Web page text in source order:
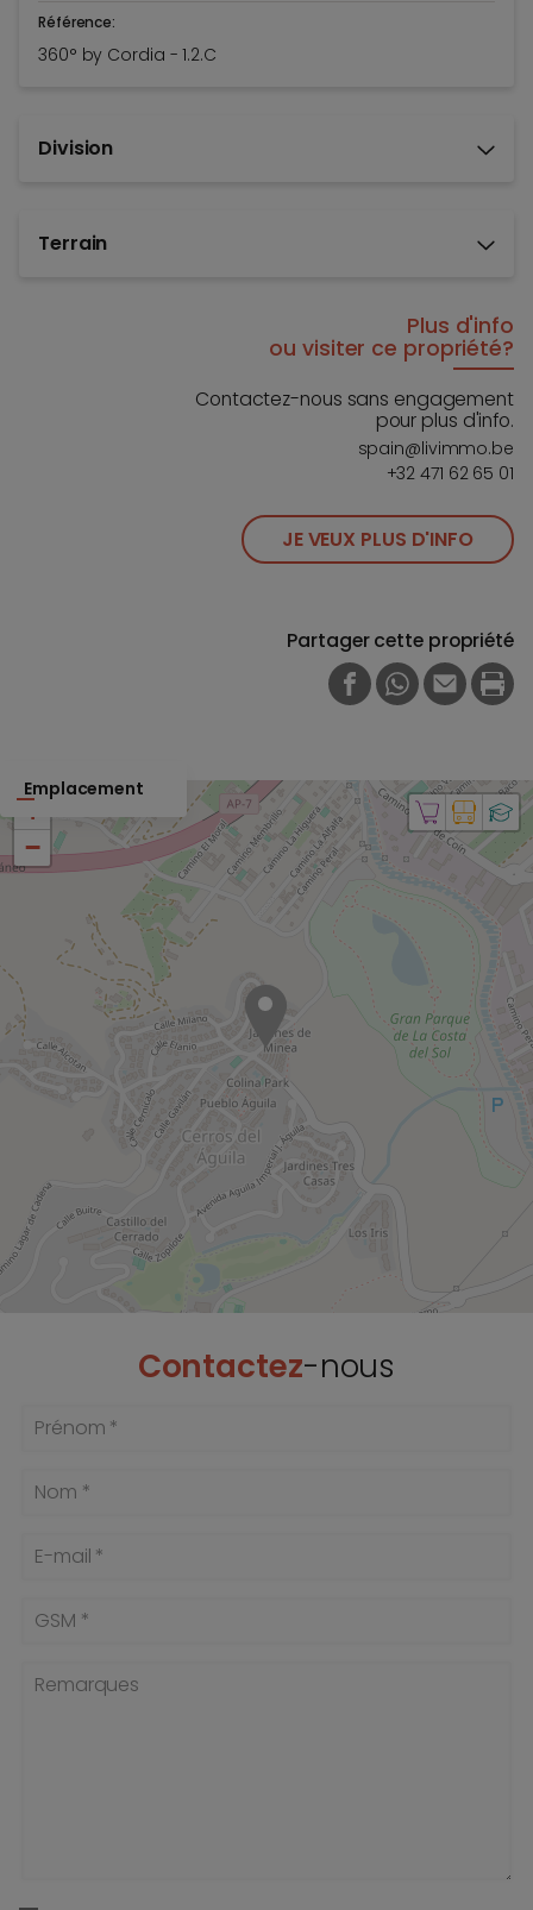
Référence:
360° by Cordia - 1.2.C
Division
Terrain
Plus d'info
ou visiter ce propriété?
Contactez-nous sans engagement
pour plus d'info.
spain@livimmo.be
+32 471 62 65 01
JE VEUX PLUS D'INFO
Partager cette propriété
FACEBOOK
WHATSAPP
E-MAIL
Emplacement
+
−
Contactez-nous
Prénom *
Nom *
E-mail *
GSM *
Remarques